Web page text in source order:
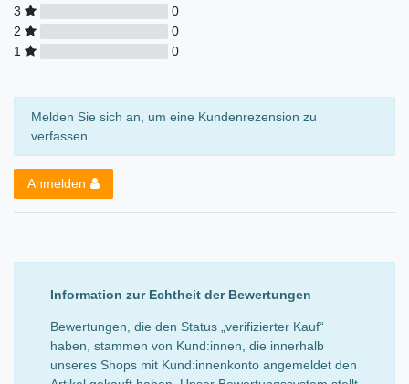
3
0
2
0
1
0
Melden Sie sich an, um eine Kundenrezension zu
verfassen.
Anmelden
Information zur Echtheit der Bewertungen
Bewertungen, die den Status „verifizierter Kauf“
haben, stammen von Kund:innen, die innerhalb
unseres Shops mit Kund:innenkonto angemeldet den